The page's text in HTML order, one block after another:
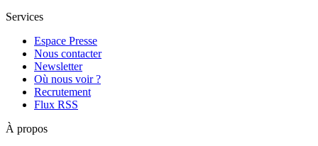
Services
Espace Presse
Nous contacter
Newsletter
Où nous voir ?
Recrutement
Flux RSS
À propos